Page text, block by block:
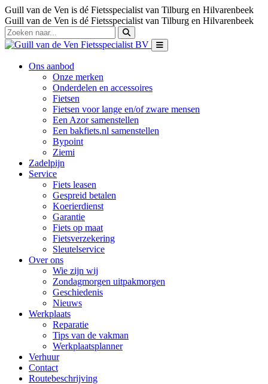
Guill van de Ven is dé Fietsspecialist van Tilburg en Hilvarenbeek
Guill van de Ven is dé Fietsspecialist van Tilburg en Hilvarenbeek
Ons aanbod
Onze merken
Onderdelen en accessoires
Fietsen
Fietsen voor lange en/of zware mensen
Een Azor samenstellen
Een bakfiets.nl samenstellen
Bypoint
Ziemi
Zadelpijn
Service
Fiets leasen
Gespreid betalen
Koerierdienst
Garantie
Fiets op maat
Fietsverzekering
Sleutelservice
Over ons
Wie zijn wij
Zondagmorgen uitpakmorgen
Geschiedenis
Nieuws
Werkplaats
Reparatie
Tips van de vakman
Werkplaatsplanner
Verhuur
Contact
Routebeschrijving